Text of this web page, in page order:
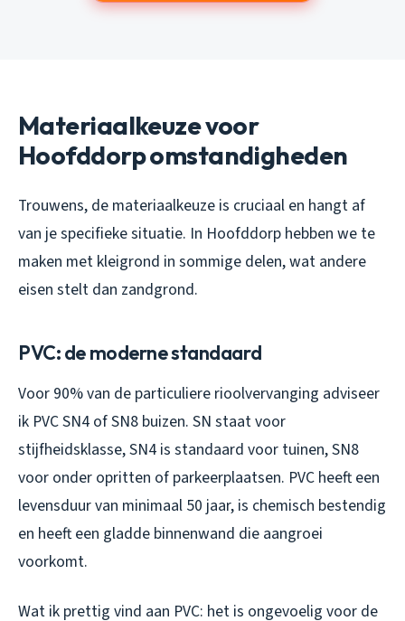
Materiaalkeuze voor
Hoofddorp omstandigheden
Trouwens, de materiaalkeuze is cruciaal en hangt af
van je specifieke situatie. In Hoofddorp hebben we te
maken met kleigrond in sommige delen, wat andere
eisen stelt dan zandgrond.
PVC: de moderne standaard
Voor 90% van de particuliere rioolvervanging adviseer
ik PVC SN4 of SN8 buizen. SN staat voor
stijfheidsklasse, SN4 is standaard voor tuinen, SN8
voor onder opritten of parkeerplaatsen. PVC heeft een
levensduur van minimaal 50 jaar, is chemisch bestendig
en heeft een gladde binnenwand die aangroei
voorkomt.
Wat ik prettig vind aan PVC: het is ongevoelig voor de